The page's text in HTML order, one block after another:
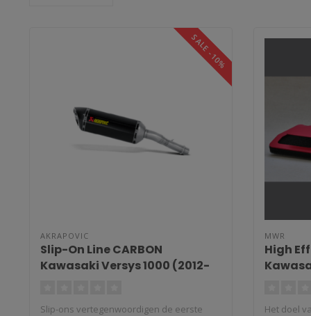
SALE -10%
AKRAPOVIC
Slip-On Line CARBON
Kawasaki Versys 1000 (2012-
Slip-ons vertegenwoordigen de eerste
MWR
High
Het doel